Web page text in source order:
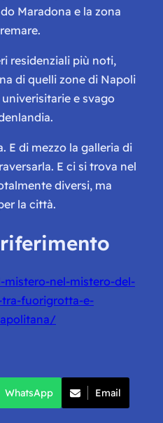
Maradona e la zona
residenziali più noti,
di quelli zone di Napoli
e svago
E di mezzo la galleria di
E ci si trova nel
diversi, ma
la città.
nel-mistero-del-
fuorigrotta-e-
WhatsApp Email